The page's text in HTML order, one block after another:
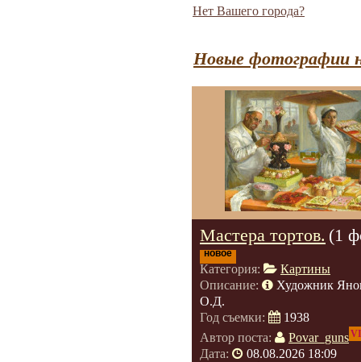
Нет Вашего города?
Новые фотографии
Мастера тортов. (1
новое
Категория:
Картины
Описание:
Художник
О.Д.
Год съемки:
1938
Автор поста:
Povar_guns
Дата:
08.08.2026 18:09